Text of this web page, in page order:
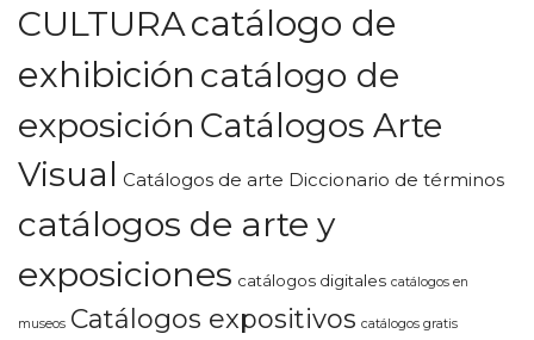
CULTURAcatálogo de
exhibición catálogo de
exposición Catálogos Arte
Visual Catálogos de arte Diccionario de términos
catálogos de arte y
exposiciones catálogos digitales catálogos en
museos Catálogos expositivos catálogos gratis